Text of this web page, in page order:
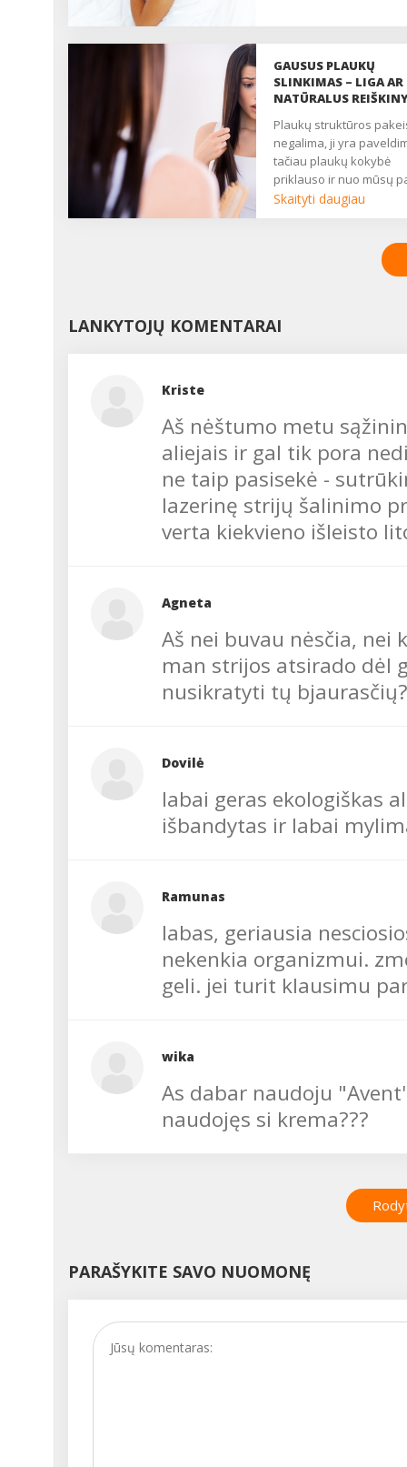
laikina, ar tai jau
kaip pagerinti miego
kokybę, kalbėjomės su
Vilniaus Sapiegos
miego sutrikimų
laboratorijos
gydytoju neurologu
ROUDA. ...
GAUSUS PLAUKŲ
SLINKIMAS – LIGA AR
NATŪRALUS
Plaukų struktūros pakeisti
negalima, ji yra
tačiau plaukų kokybė
priklauso ir nuo mūsų
požiūrio į juos....
Skaityti daugiau
LANKYTOJŲ KOMENTARAI
Kriste
Aš nėštumo metu
aliejais ir gal tik pora
ne taip pasisekė -
lazerinę strijų šalinimo
verta kiekvieno išleisto
Agneta
Aš nei buvau nėsčia, nei
man strijos atsirado dėl
nusikratyti tų bjaurasčių?
Dovilė
labai geras ekologiškas
išbandytas ir labai
Ramunas
labas, geriausia
nekenkia organizmui.
geli. jei turit klausimu
wika
As dabar naudoju
naudojęs si krema???
PARAŠYKITE SAVO NUOMONĘ